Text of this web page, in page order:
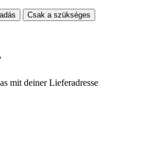
Csak a szükséges
mit deiner Lieferadresse